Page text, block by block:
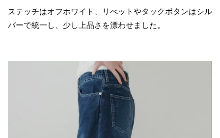
ステッチはオフホワイト、リべットやタックボタンはシル
バーで統一し、少し上品さを漂わせました。